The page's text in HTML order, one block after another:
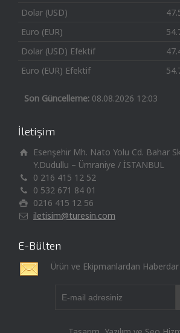
Dolar (USD)
Euro (EUR)
Dolar (USD) Efektif
Euro (EUR) Efektif
Son Güncelleme: 08.08.2026 12:03
İletişim
Esenşehir Mh. Nato Yolu Cd. Bahar
Y.Dudullu – Ümraniye / İSTANBUL
0 216 415 12 52
0 532 671 84 01
0216 415 12 56
iletisim@turesin.com
E-Bülten
Ürün ve Ekipmanlardan